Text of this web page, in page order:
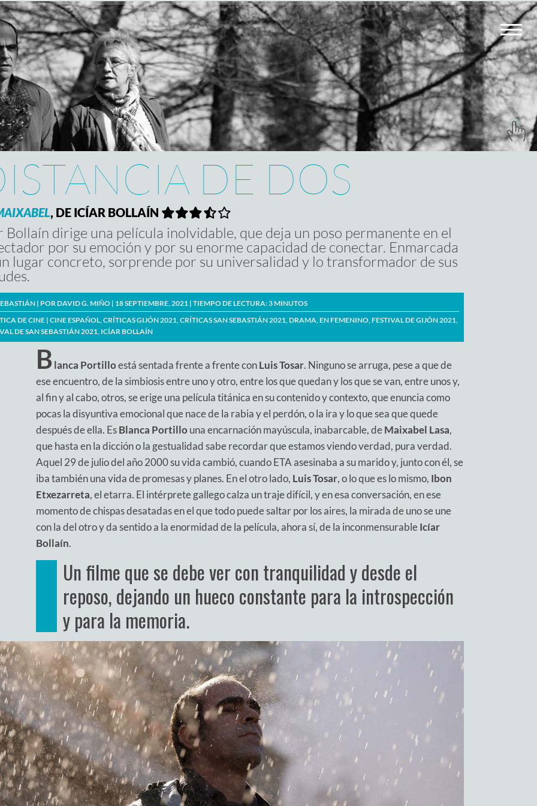
DE DOS
, DE ICÍAR BOLLAÍN
Bollaín dirige una película inolvidable, que deja un poso permanente en el
por su emoción y por su enorme capacidad de conectar. Enmarcada
lugar concreto, sorprende por su universalidad y lo transformador de sus
| PORDAVID G. MIÑO | 18 SEPTIEMBRE, 2021 | TIEMPO DE LECTURA:3MINUTOS
DE CINE | CINE ESPAÑOL,CRÍTICAS GIJÓN 2021,CRÍTICAS SAN SEBASTIÁN 2021,DRAMA,EN FEMENINO,FESTIVAL DE GIJÓN 2021,
DE SAN SEBASTIÁN 2021, ICÍAR BOLLAÍN
Blanca Portilloestá sentada frente a frente conLuis Tosar. Ninguno se arruga, pese a que de
ese encuentro, de la simbiosis entre uno y otro, entre los que quedan y los que se van, entre unos y,
al fin y al cabo, otros, se erige una película titánica en su contenido y contexto, que enuncia como
pocas la disyuntiva emocional que nace de la rabia y el perdón, o la ira y lo que sea que quede
después de ella. EsBlanca Portillo una encarnación mayúscula, inabarcable, deMaixabel Lasa,
que hasta en la dicción o la gestualidad sabe recordar que estamos viendo verdad, pura verdad.
Aquel 29 de julio del año 2000 su vida cambió, cuando ETA asesinaba a su marido y, junto con él, se
iba también una vida de promesas y planes. En el otro lado, Luis Tosar, o lo que es lo mismo, Ibon
Etxezarreta, el etarra. El intérprete gallego calza un traje difícil, y en esa conversación, en ese
momento de chispas desatadas en el que todo puede saltar por los aires, la mirada de uno se une
con la del otro y da sentido a la enormidad de la película, ahora sí, de la inconmensurableIcíar
Bollaín.
Un filme que se debe ver con tranquilidad y desde el
reposo, dejando un hueco constante para la introspección
y para la memoria.